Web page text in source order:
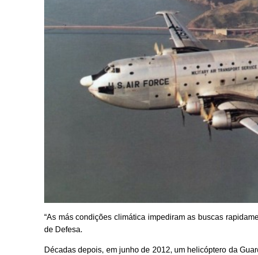
“As más condições climática impediram as buscas
de Defesa.
Décadas depois, em junho de 2012, um helicóptero da